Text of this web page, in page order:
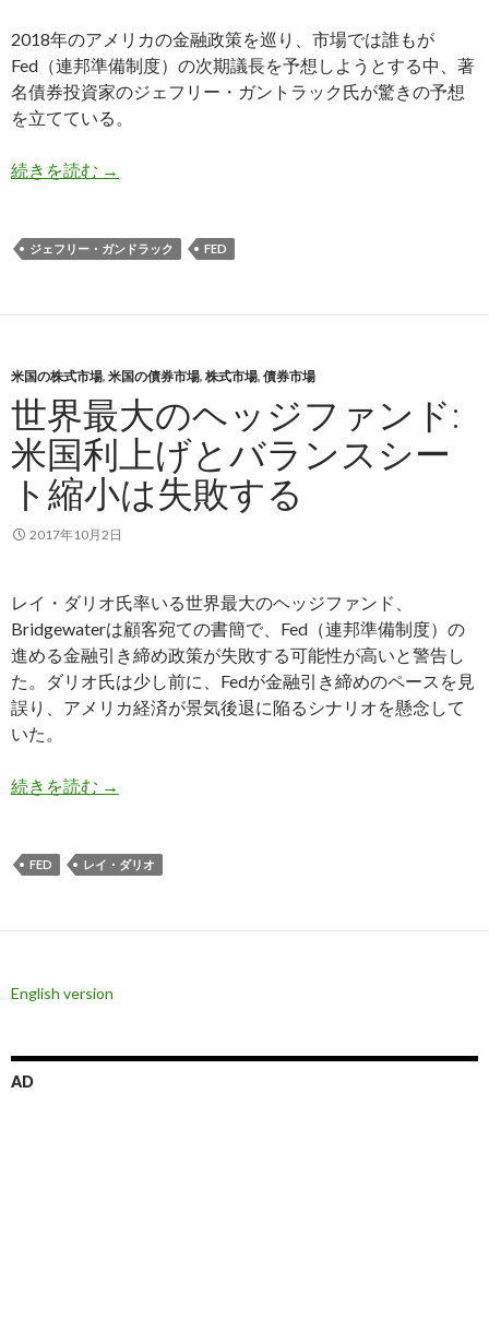
2018年のアメリカの金融政策を巡り、市場では誰もが
Fed（連邦準備制度）の次期議長を予想しようとする中、著
名債券投資家のジェフリー・ガントラック氏が驚きの予想
を立てている。
続きを読む ガントラック氏の予想する次期議長はドル安株
→
ジェフリー・ガンドラック FED
米国の株式市場, 米国の債券市場, 株式市場, 債券市場
世界最大のヘッジファンド:
米国利上げとバランスシー
ト縮小は失敗する
2017年10月2日
レイ・ダリオ氏率いる世界最大のヘッジファンド、
Bridgewaterは顧客宛ての書簡で、Fed（連邦準備制度）の
進める金融引き締め政策が失敗する可能性が高いと警告し
た。ダリオ氏は少し前に、Fedが金融引き締めのペースを見
誤り、アメリカ経済が景気後退に陥るシナリオを懸念して
いた。
続きを読む 世界最大のヘッジファンド: 米国利上げとバラン
→
FED レイ・ダリオ
English version
AD